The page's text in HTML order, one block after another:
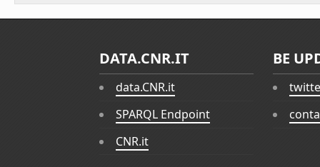
DATA.CNR.IT
data.CNR.it
SPARQL Endpoint
CNR.it
BE